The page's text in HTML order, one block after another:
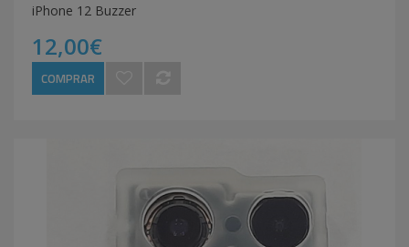
iPhone 12 Buzzer
12,00€
COMPRAR